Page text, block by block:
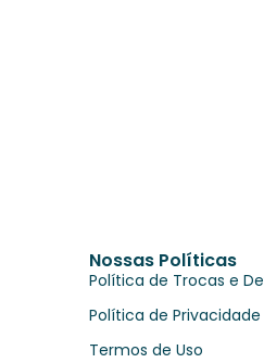
Nossas Políticas
Política de Trocas e
Política de Privacidade
Termos de Uso